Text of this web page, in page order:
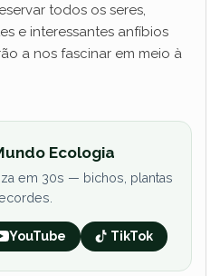
todos os seres,
e interessantes anfíbios
a nos fascinar em meio à
Ecologia
em 30s — bichos, plantas
YouTube TikTok